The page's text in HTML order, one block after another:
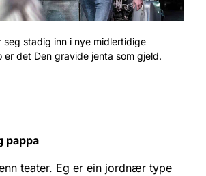
seg stadig inn i nye midlertidige
er det Den gravide jenta som gjeld.
pappa
teater. Eg er ein jordnær type